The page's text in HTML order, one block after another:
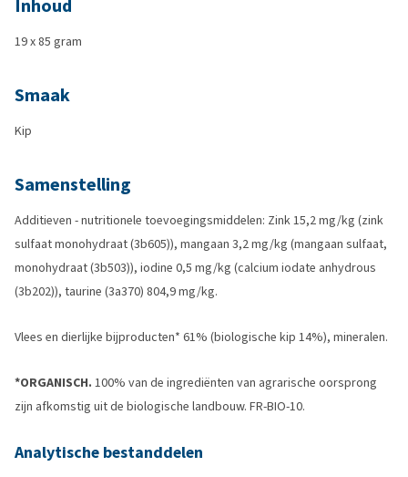
Inhoud
19 x 85 gram
Smaak
Kip
Samenstelling
Additieven - nutritionele toevoegingsmiddelen: Zink 15,2 mg/kg (zink
sulfaat monohydraat (3b605)), mangaan 3,2 mg/kg (mangaan sulfaat,
monohydraat (3b503)), iodine 0,5 mg/kg (calcium iodate anhydrous
(3b202)), taurine (3a370) 804,9 mg/kg.
Vlees en dierlijke bijproducten* 61% (biologische kip 14%), mineralen.
*ORGANISCH. 100% van de ingrediënten van agrarische oorsprong
zijn afkomstig uit de biologische landbouw. FR-BIO-10.
Analytische bestanddelen